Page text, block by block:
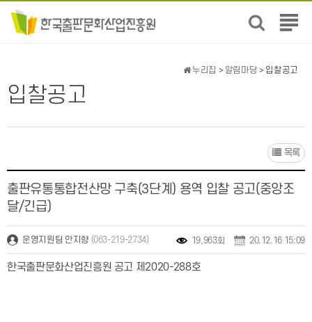
전
뉴
입찰공고
누리집 > 알림마당 > 입찰공고
목록
출판유통통합전산망 구축(3단계) 용역 입찰 공고(중앙조
달/긴급)
운영지원팀 안지향 (063-219-2734) 19,963회 20.12.16 15:09
한국출판문화산업진흥원 공고 제2020-288호